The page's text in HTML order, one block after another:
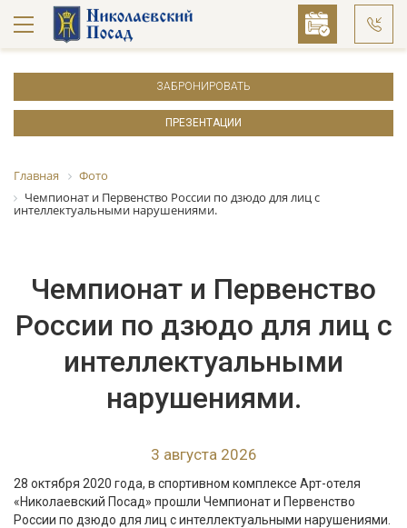
ЗАБРОНИРОВАТЬ
ПРЕЗЕНТАЦИИ
Главная
Фото
Чемпионат и Первенство России по дзюдо для лиц с
интеллектуальными нарушениями.
Чемпионат и Первенство
России по дзюдо для лиц с
интеллектуальными
нарушениями.
3 августа 2026
28 октября 2020 года, в спортивном комплексе Арт-отеля
«Николаевский Посад» прошли Чемпионат и Первенство
России по дзюдо для лиц с интеллектуальными нарушениями.